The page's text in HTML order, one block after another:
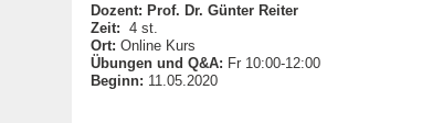
Dozent: Prof. Dr. Günter Reiter
Zeit: 4 st.
Ort: Online Kurs
Übungen und Q&A: Fr 10:00-12:00
Beginn: 11.05.2020